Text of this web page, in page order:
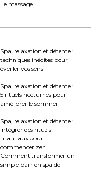
Le massage
Spa, relaxation et détente :
techniques inédites pour
éveiller vos sens
Spa, relaxation et détente :
5 rituels nocturnes pour
améliorer le sommeil
Spa, relaxation et détente :
intégrer des rituels
matinaux pour
commencer zen
Comment transformer un
simple bain en spa de